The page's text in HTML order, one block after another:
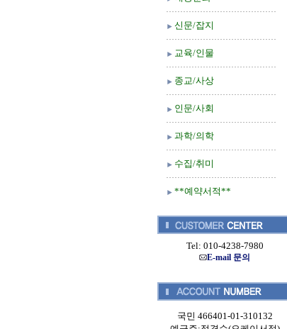
신문/잡지
교육/인물
종교/사상
인문/사회
과학/의학
수집/취미
**예약서적**
Tel: 010-4238-7980
E-mail 문의
국민 466401-01-310132